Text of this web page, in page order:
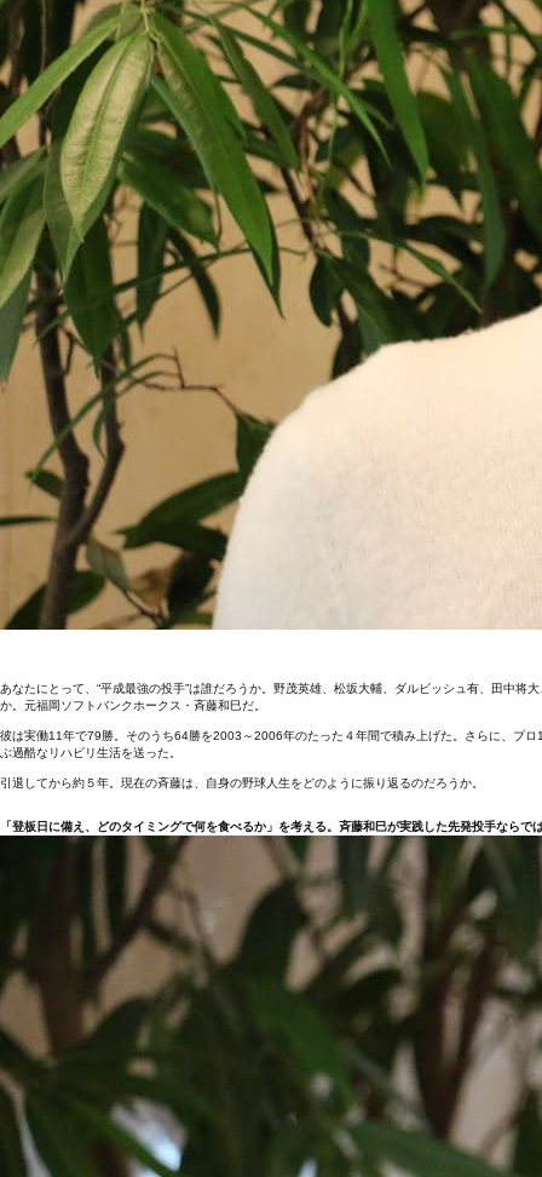
あなたにとって、“平成最強の投手”は誰だろうか。野茂英雄、松坂大輔、ダルビッシュ有、田中
か。元福岡ソフトバンクホークス・斉藤和巳だ。
彼は実働11年で79勝。そのうち64勝を2003～2006年のたった４年間で積み上げた。さらに、プ
ぶ過酷なリハビリ生活を送った。
引退してから約５年。現在の斉藤は、自身の野球人生をどのように振り返るのだろうか。
「登板日に備え、どのタイミングで何を食べるか」を考える。斉藤和巳が実践した先発投手ならで